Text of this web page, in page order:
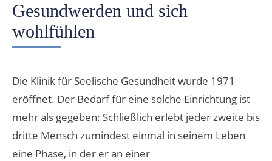
Gesundwerden und sich
wohlfühlen
Die Klinik für Seelische Gesundheit wurde 1971
eröffnet. Der Bedarf für eine solche Einrichtung ist
mehr als gegeben: Schließlich erlebt jeder zweite bis
dritte Mensch zumindest einmal in seinem Leben
eine Phase, in der er an einer